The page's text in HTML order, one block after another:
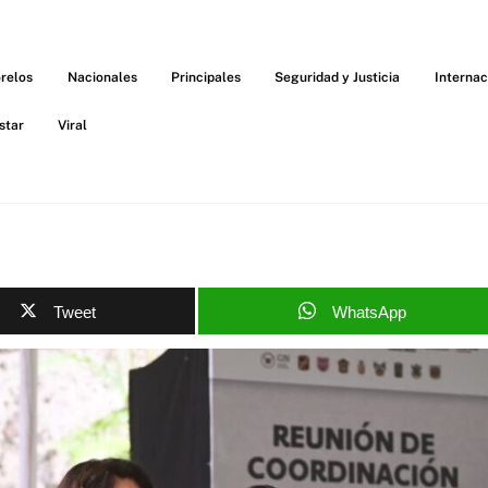
Nacionales Principales Seguridad y Justicia
Viral
Tweet WhatsApp